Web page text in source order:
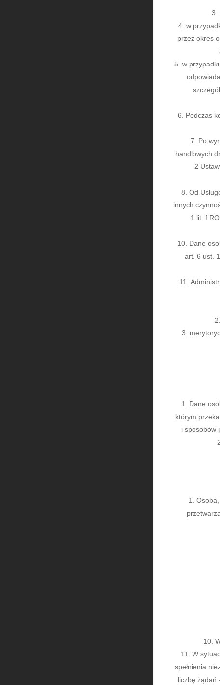
w
przez okres
w
Podczas
Po
handlowych
2
Od
innych
1 lit. f
Dane
art. 6 ust.
Dane
którym
i sposobów
W
spełnienia
liczbę żądań